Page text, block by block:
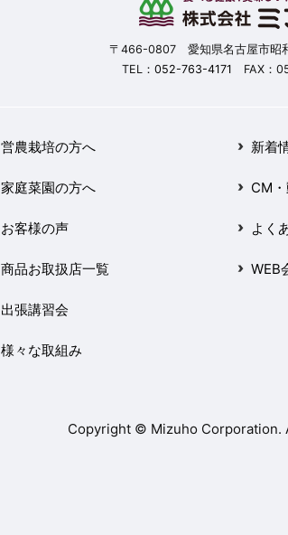
〒466-0807 愛知県名古屋市昭
TEL： 052-763-4171 FAX：
営農栽培の方へ
家庭菜園の方へ
お客様の声
商品お取扱店一覧
出張講習会
様々な取組み
新着
CM
よく
WEB
Copyright © Mizuho Corporation.